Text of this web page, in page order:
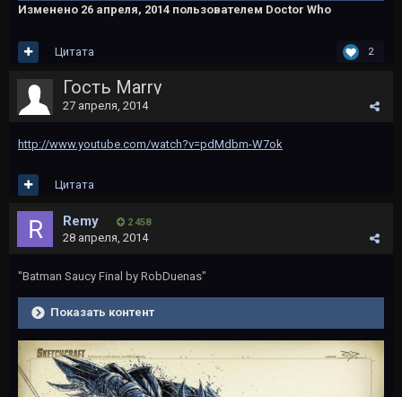
Изменено 26 апреля, 2014 пользователем Doctor Who
2
Цитата
Гость Marry
27 апреля, 2014
http://www.youtube.com/watch?v=pdMdbm-W7ok
Цитата
Rеmy 2 458
28 апреля, 2014
"Batman Saucy Final by RobDuenas"
Показать контент